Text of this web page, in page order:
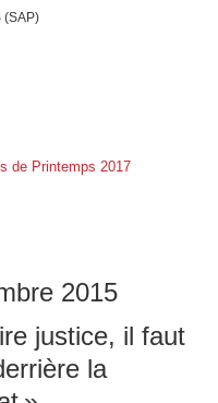
(SAP)
2015
justice, il faut
la